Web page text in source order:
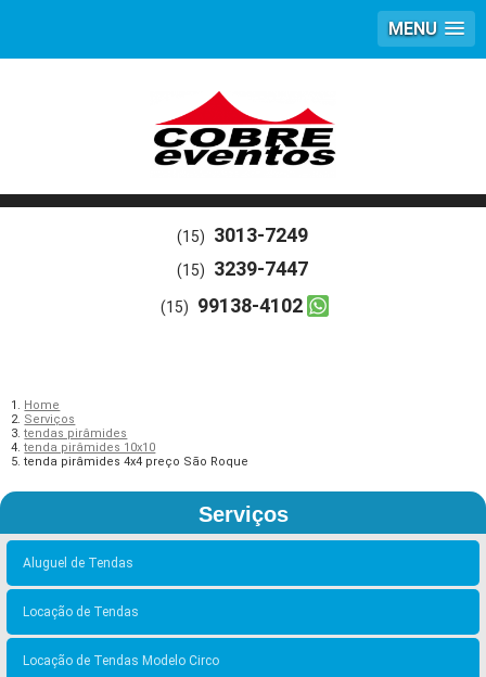
MENU
(15) 3013-7249
(15) 3239-7447
(15) 99138-4102
Home
Serviços
tendas pirâmides
tenda pirâmides 10x10
tenda pirâmides 4x4 preço São Roque
Serviços
Aluguel de Tendas
Locação de Tendas
Locação de Tendas Modelo Circo